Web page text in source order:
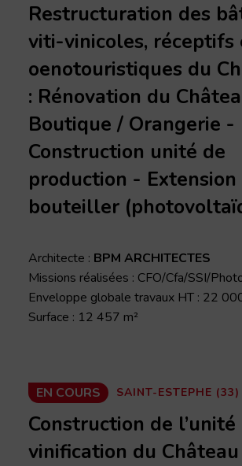
Restructuration des
viti-vinicoles, réceptifs
oenotouristiques du
: Rénovation du
Boutique / Orangerie -
Construction unité de
production - Extension
bouteiller
Architecte : BPM ARCHITECTES
Missions réalisées : CFO/Cfa/SSI/
Enveloppe globale travaux HT : 22
Surface : 12 457 m²
EN COURS SAINT-ESTEPHE (33)
Construction de l’unité
vinification du Château